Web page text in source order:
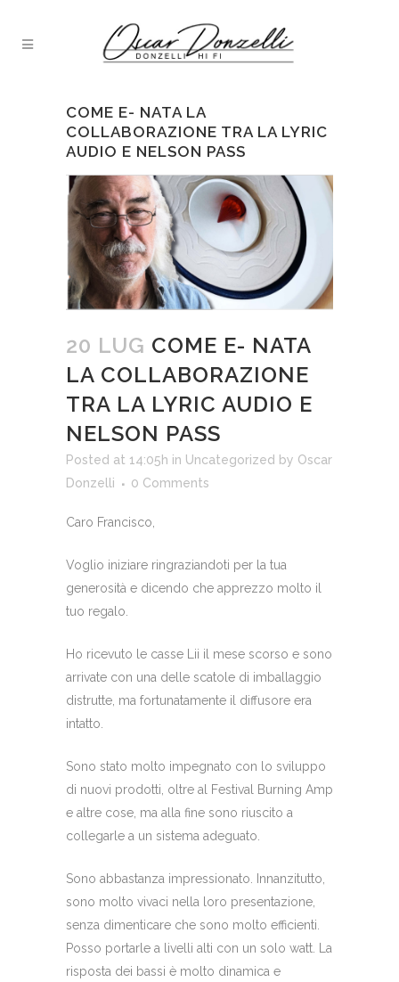
COME E- NATA LA
COLLABORAZIONE TRA LA LYRIC
AUDIO E NELSON PASS
20 LUG COME E- NATA
LA COLLABORAZIONE
TRA LA LYRIC AUDIO E
NELSON PASS
Posted at 14:05h in Uncategorized by Oscar
Donzelli
0 Comments
Caro Francisco,
Voglio iniziare ringraziandoti per la tua
generosità e dicendo che apprezzo molto il
tuo regalo.
Ho ricevuto le casse Lii il mese scorso e sono
arrivate con una delle scatole di imballaggio
distrutte, ma fortunatamente il diffusore era
intatto.
Sono stato molto impegnato con lo sviluppo
di nuovi prodotti, oltre al Festival Burning Amp
e altre cose, ma alla fine sono riuscito a
collegarle a un sistema adeguato.
Sono abbastanza impressionato. Innanzitutto,
sono molto vivaci nella loro presentazione,
senza dimenticare che sono molto efficienti.
Posso portarle a livelli alti con un solo watt. La
risposta dei bassi è molto dinamica e